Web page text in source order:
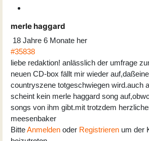
merle haggard
18 Jahre 6 Monate her
#35838
liebe redaktion! anlässlich der umfrage
neuen CD-box fällt mir wieder
countryszene totgeschwiegen wird.auch
scheint kein merle haggard song
songs von ihm gibt.mit trotzdem
meesenbaker
BitteAnmelden oder Registrieren um der